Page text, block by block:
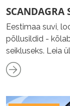
SCANDAGRA
Eestimaa suvi,
põllusildid -
seikluseks. Leia
jäädvusta hetk ja